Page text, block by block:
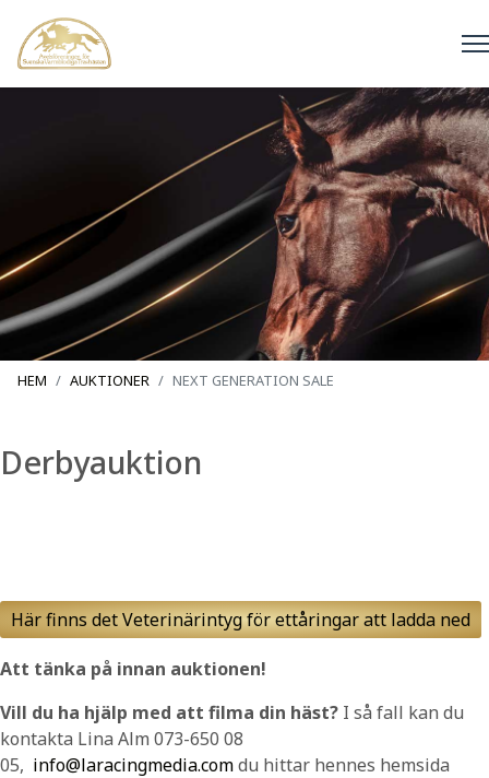
HEM AUKTIONER NEXT GENERATION SALE
Derbyauktion
Här finns det Veterinärintyg för ettåringar att ladda ned
Att tänka på innan auktionen!
Vill du ha hjälp med att filma din häst? I så fall kan du
kontakta Lina Alm 073-650 08
05, info@laracingmedia.comdu hittar hennes hemsida